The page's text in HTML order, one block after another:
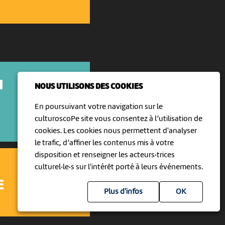
NOUS UTILISONS DES COOKIES
En poursuivant votre navigation sur le
culturoscoPe site vous consentez à l’utilisation de
cookies. Les cookies nous permettent d'analyser
le trafic, d’affiner les contenus mis à votre
disposition et renseigner les acteurs·trices
culturel·le·s sur l'intérêt porté à leurs événements.
Plus d'infos